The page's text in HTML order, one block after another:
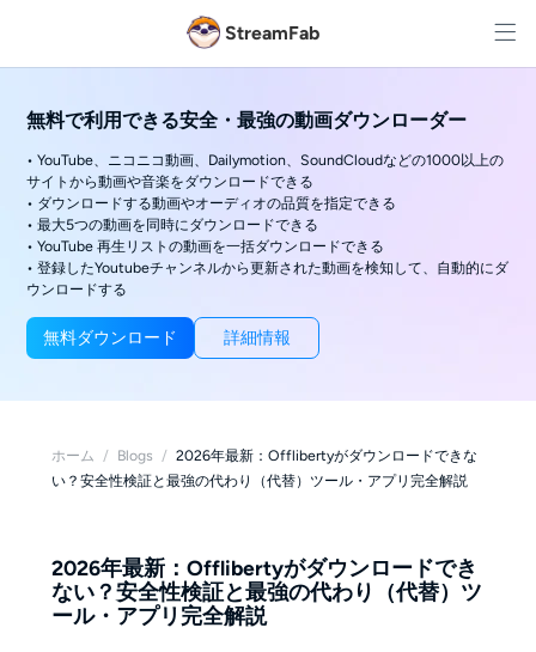
StreamFab
無料で利用できる安全・最強の動画ダウンローダー
• YouTube、ニコニコ動画、Dailymotion、SoundCloudなどの1000以上の
サイトから動画や音楽をダウンロードできる
• ダウンロードする動画やオーディオの品質を指定できる
• 最大5つの動画を同時にダウンロードできる
• YouTube 再生リストの動画を一括ダウンロードできる
• 登録したYoutubeチャンネルから更新された動画を検知して、自動的にダ
ウンロードする
無料ダウンロード 詳細情報
ホーム / Blogs / 2026年最新：Offlibertyがダウンロードできな
い？安全性検証と最強の代わり（代替）ツール・アプリ完全解説
2026年最新：Offlibertyがダウンロードでき
ない？安全性検証と最強の代わり（代替）ツ
ール・アプリ完全解説